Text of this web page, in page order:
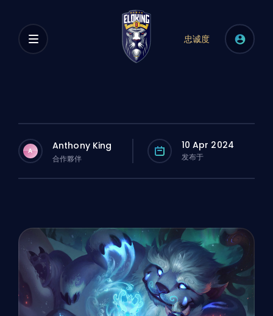
忠诚度
A Anthony King
合作夥伴
10 Apr 2024
发布于